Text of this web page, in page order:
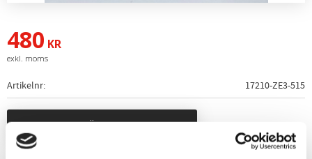
480 KR
Artikelnr 17210-ZE3-515
LOGGA IN FÖR ATT HANDLA